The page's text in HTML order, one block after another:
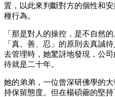
置，以此來判斷對方的個性和
種行為。
「那是對人的操控，是不自然
「真、善、忍」的原則去真誠
去管理時，她驚訝地發現，公
待就是二十年。
她的弟弟，一位曾深研佛學的
持保留態度。但在楊碩薌的堅持